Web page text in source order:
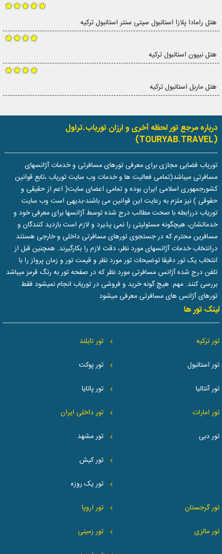
هتل رامادا پلازا استانبول سیتی سنتر استانبول ترکیه
هتل نیپون استانبول ترکیه
هتل ماربل استانبول ترکیه
درباره مرجع تور لحظه آخری و ارزان توریاب.تراول
(TOURYAB.TRAVEL)
توریاب فضایی مجازی برای معرفی تورهای مسافرتی و خدمات آژانسهای
مسافرتی میباشد(تمامی فعالیت ها و خدمات وب سایت توریاب ،تابع قوانین
کشورجمهوری اسلامی ایران بوده و تمامی اعضای سایت( اعم از حقیقی و
حقوقی ) نیز ملزم به رعایت این قوانین می باشند-بدیهی است وب سایت
توریاب دررابطه با صحت مطالب درج شده توسط آژانسها برای معرفی خود و
خدماتشان، هیچگونه مسئولیتی را نمی پذیرد و لازم است بازدید کنندگان و
مسافرین محترم که در جستجوی تورهای مسافرتی داخلی و خارجی هستند
درانتخاب خدمات آژانسهای مورد نظر، دقت لازم را بکارگیرند. همچنین قبل از
انتخاب یک تور دقیقا توضیحات تور مورد نظر و قیمت تور و زمان پرواز را با
تلفن درج شده آژانس مسافرتی مورد نظر که در صفحه تور به رنگ قرمز میباشد
بررسی کنند. مهم: هیچ گونه خرید و فروشی در توریاب انجام نمیشود فقط
تورهای آژانس های مسافرتی معرفی میشود
لینک تور ها
تور ترکیه
تور استانبول
تور آنتالیا
تور تایلند
تور پوکت
تور پاتایا
تور امارات
تور دبی
تور داخلی ایران
تور مشهد
تور کیش
تور یک روزه
تور گرجستان
تور مالزی
تور اروپا
تور زمینی